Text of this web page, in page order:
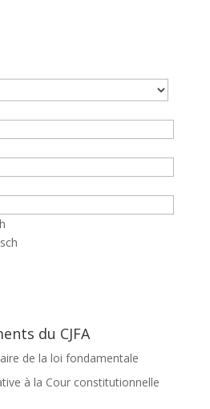
du CJFA
de la loi fondamentale
à la Cour constitutionnelle